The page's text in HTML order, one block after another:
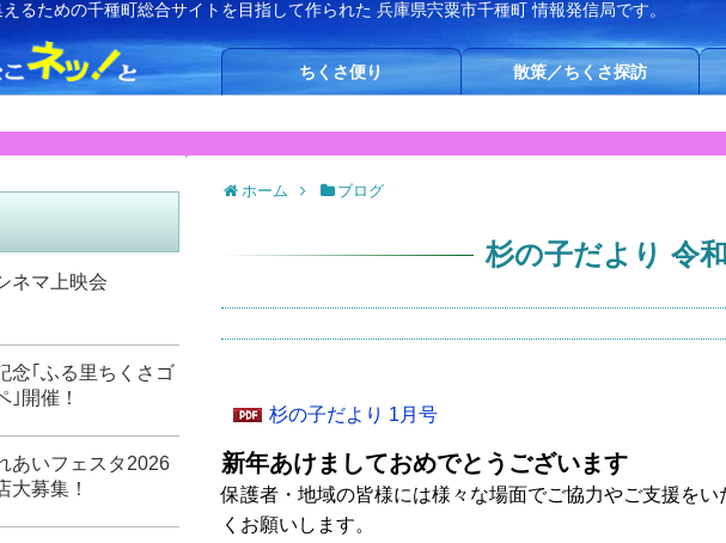
るための千種町総合サイトを目指して作られた 兵庫県宍粟市千種町 情報発信局です。
ちくさ便り 散策／ちくさ探訪
ホーム ブログ
杉の子だより 令
杉の子だより 1月号
新年あけましておめでとうございます
保護者・地域の皆様には様々な場面でご協力やご支援を
くお願いします。
ネマ上映会
念｢ふる里ちくさゴ
｣開催！
あいフェスタ2026
大募集！